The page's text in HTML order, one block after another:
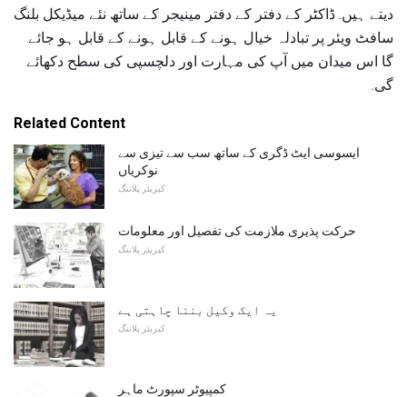
دیتے ہیں. ڈاکٹر کے دفتر کے دفتر مینیجر کے ساتھ نئے میڈیکل بلنگ
سافٹ ویئر پر تبادلہ خیال ہونے کے قابل ہونے کے قابل ہو جائے
گا اس میدان میں آپ کی مہارت اور دلچسپی کی سطح دکھائے
گی.
Related Content
ایسوسی ایٹ ڈگری کے ساتھ سب سے تیزی سے
نوکریاں
کیریئر پلاننگ
حرکت پذیری ملازمت کی تفصیل اور معلومات
کیریئر پلاننگ
یہ ایک وکیل بننا چاہتی ہے
کیریئر پلاننگ
کمپیوٹر سپورٹ ماہر